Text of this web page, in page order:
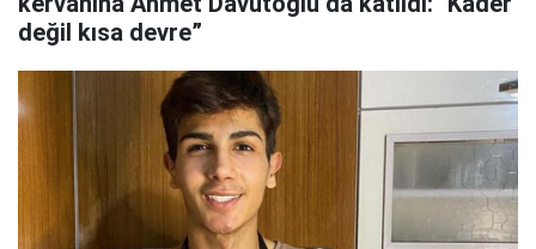
değil kısa devre”